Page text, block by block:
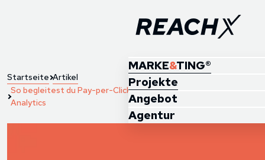
MARKE&TING®
Projekte
Angebot
Agentur
Startseite Artikel
So begleitest du Pay-per-Click Kampagnen mit Google
Analytics